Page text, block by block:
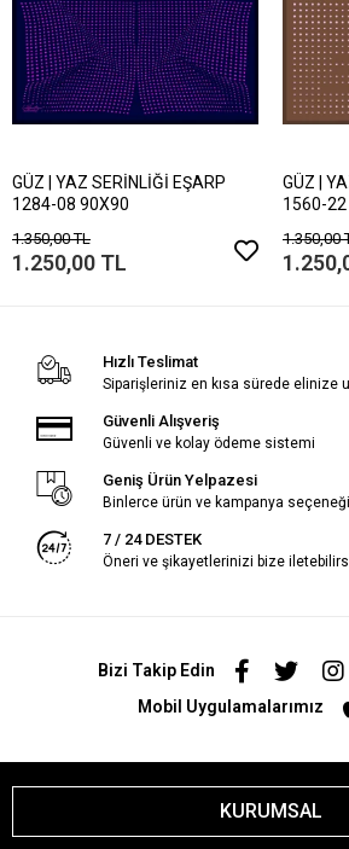
GÜZ | YAZ SERİNLİĞİ EŞARP
1284-08 90X90
1.350,00 TL
1.250,00 TL
GÜZ |
1560-
1.350,00
Hızlı Teslimat
Siparişleriniz en kısa sürede elinize
Güvenli Alışveriş
Güvenli ve kolay ödeme sistemi
Geniş Ürün Yelpazesi
Binlerce ürün ve kampanya seçeneği
7 / 24 DESTEK
Öneri ve şikayetlerinizi bize
Bizi Takip Edin
Mobil Uygulamalarımız
KURUMSAL